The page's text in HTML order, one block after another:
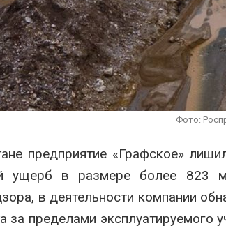
Фото:
предприятие «Графское»
ущерб в размере более 823
в деятельности компании
за пределами эксплуатируемого
краснокнижных растений
Учёные научили салат
производить «животный»
белок для растительного
мяса
соли почти в 20 раз
Авг 6, 2026
пены
Авг 7, 2026
Авг 7, 2026
природными